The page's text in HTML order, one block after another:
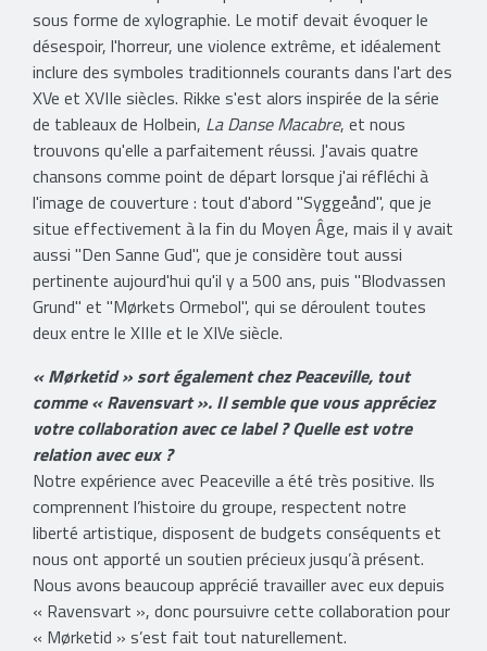
sous forme de xylographie. Le motif devait évoquer le
désespoir, l'horreur, une violence extrême, et idéalement
inclure des symboles traditionnels courants dans l'art des
XVe et XVIIe siècles. Rikke s'est alors inspirée de la série
de tableaux de Holbein, La Danse Macabre, et nous
trouvons qu'elle a parfaitement réussi. J'avais quatre
chansons comme point de départ lorsque j'ai réfléchi à
l'image de couverture : tout d'abord "Syggeånd", que je
situe effectivement à la fin du Moyen Âge, mais il y avait
aussi "Den Sanne Gud", que je considère tout aussi
pertinente aujourd'hui qu'il y a 500 ans, puis "Blodvassen
Grund" et "Mørkets Ormebol", qui se déroulent toutes
deux entre le XIIIe et le XIVe siècle.
« Mørketid » sort également chez Peaceville, tout
comme « Ravensvart ». Il semble que vous appréciez
votre collaboration avec ce label ? Quelle est votre
relation avec eux ?
Notre expérience avec Peaceville a été très positive. Ils
comprennent l’histoire du groupe, respectent notre
liberté artistique, disposent de budgets conséquents et
nous ont apporté un soutien précieux jusqu’à présent.
Nous avons beaucoup apprécié travailler avec eux depuis
« Ravensvart », donc poursuivre cette collaboration pour
« Mørketid » s’est fait tout naturellement.